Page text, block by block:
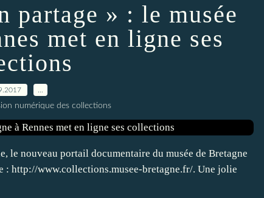
partage » : le musée
met en ligne ses
numérique des collections
le nouveau portail documentaire du musée de Bretagne
: http://www.collections.musee-bretagne.fr/. Une jolie